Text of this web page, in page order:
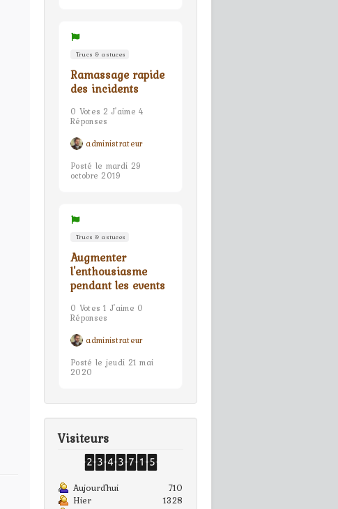
Trucs & astuces
Ramassage rapide
des incidents
0 Votes 2 J'aime 4
Réponses
administrateur
Posté le mardi 29
octobre 2019
Trucs & astuces
Augmenter
l'enthousiasme
pendant les events
0 Votes 1 J'aime 0
Réponses
administrateur
Posté le jeudi 21 mai
2020
Visiteurs
Aujourd'hui
710
Hier
1328